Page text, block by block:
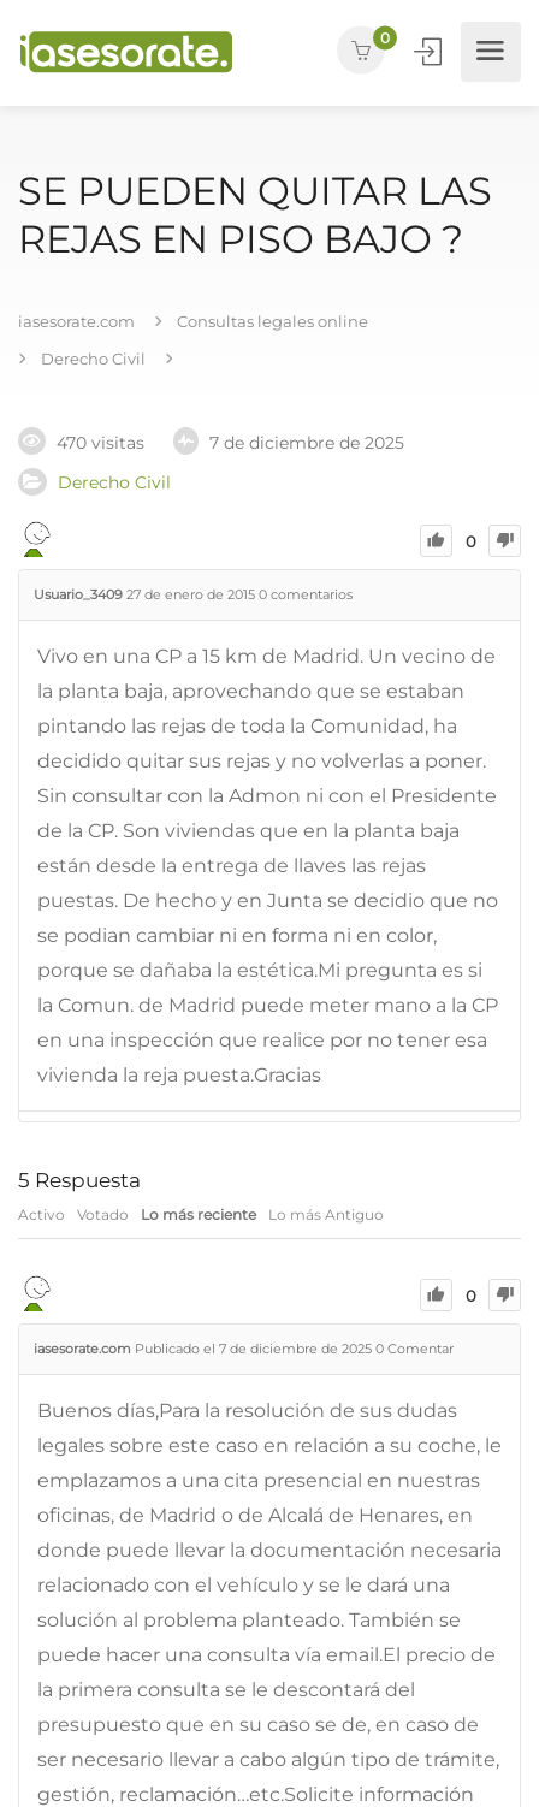
0
SE PUEDEN QUITAR LAS
REJAS EN PISO BAJO ?
iasesorate.com
Consultas legales online
Derecho Civil
470 visitas
7 de diciembre de 2025
Derecho Civil
0
Usuario_3409 27 de enero de 2015 0 comentarios
Vivo en una CP a 15 km de Madrid. Un vecino de
la planta baja, aprovechando que se estaban
pintando las rejas de toda la Comunidad, ha
decidido quitar sus rejas y no volverlas a poner.
Sin consultar con la Admon ni con el Presidente
de la CP. Son viviendas que en la planta baja
están desde la entrega de llaves las rejas
puestas. De hecho y en Junta se decidio que no
se podian cambiar ni en forma ni en color,
porque se dañaba la estética.Mi pregunta es si
la Comun. de Madrid puede meter mano a la CP
en una inspección que realice por no tener esa
vivienda la reja puesta.Gracias
5 Respuesta
Activo Votado Lo más reciente Lo más Antiguo
0
iasesorate.com Publicado el 7 de diciembre de 2025 0 Comentar
Buenos días,Para la resolución de sus dudas
legales sobre este caso en relación a su coche, le
emplazamos a una cita presencial en nuestras
oficinas, de Madrid o de Alcalá de Henares, en
donde puede llevar la documentación necesaria
relacionado con el vehículo y se le dará una
solución al problema planteado. También se
puede hacer una consulta vía email.El precio de
la primera consulta se le descontará del
presupuesto que en su caso se de, en caso de
ser necesario llevar a cabo algún tipo de trámite,
gestión, reclamación…etc.Solicite información